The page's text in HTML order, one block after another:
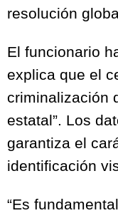
resolución
El funcionario
explica que el
criminalización
estatal”. Los
garantiza el
identificación
“Es